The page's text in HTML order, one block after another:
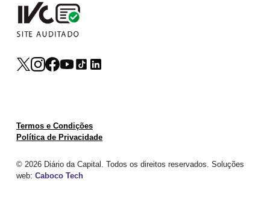
© 2026 Diário da Capital. Todos os direitos reservados. Soluções
web: Caboco Tech
Termos e Condições
Política de Privacidade